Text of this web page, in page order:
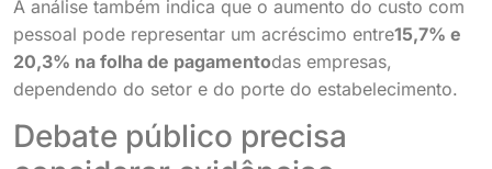
A análise também indica que o aumento do custo com
pessoal pode representar um acréscimo entre15,7% e
20,3% na folha de pagamentodas empresas,
dependendo do setor e do porte do estabelecimento.
Debate público precisa